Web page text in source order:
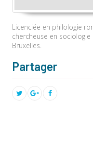
Licenciée en philologie
chercheuse en
Bruxelles.
Partager